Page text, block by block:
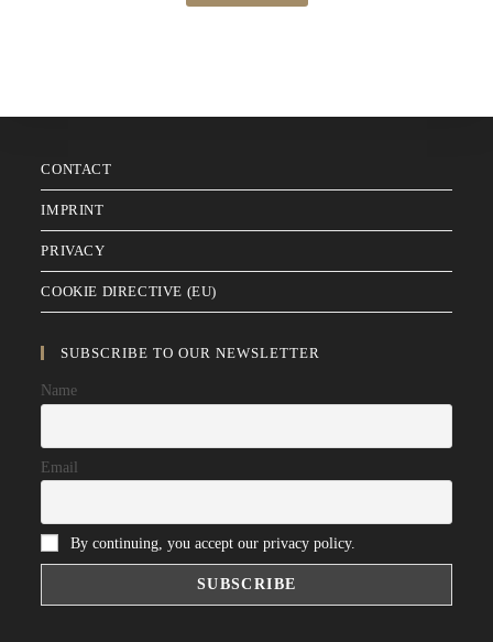
CONTACT
IMPRINT
PRIVACY
COOKIE DIRECTIVE (EU)
SUBSCRIBE TO OUR NEWSLETTER
Name
Email
By continuing, you accept our privacy policy.